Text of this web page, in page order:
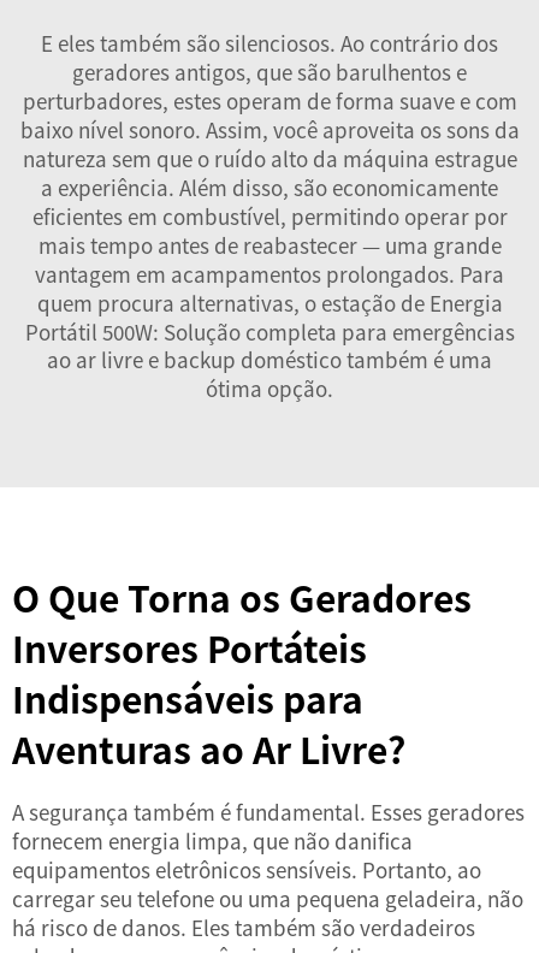
E eles também são silenciosos. Ao contrário dos
geradores antigos, que são barulhentos e
perturbadores, estes operam de forma suave e com
baixo nível sonoro. Assim, você aproveita os sons da
natureza sem que o ruído alto da máquina estrague
a experiência. Além disso, são economicamente
eficientes em combustível, permitindo operar por
mais tempo antes de reabastecer — uma grande
vantagem em acampamentos prolongados. Para
quem procura alternativas, o estação de Energia
Portátil 500W: Solução completa para emergências
ao ar livre e backup domésticotambém é uma
ótima opção.
O Que Torna os Geradores
Inversores Portáteis
Indispensáveis para
Aventuras ao Ar Livre?
A segurança também é fundamental. Esses geradores
fornecem energia limpa, que não danifica
equipamentos eletrônicos sensíveis. Portanto, ao
carregar seu telefone ou uma pequena geladeira, não
há risco de danos. Eles também são verdadeiros